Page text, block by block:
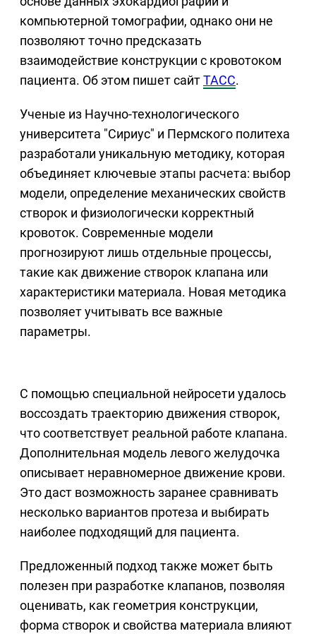
компьютерной томографии, однако они не
позволяют точно предсказать
взаимодействие конструкции с кровотоком
пациента. Об этом пишет сайтТАСС.
Ученые из Научно-технологического
университета "Сириус" и Пермского политеха
разработали уникальную методику, которая
объединяет ключевые этапы расчета: выбор
модели, определение механических свойств
створок и физиологически корректный
кровоток. Современные модели
прогнозируют лишь отдельные процессы,
такие как движение створок клапана или
характеристики материала. Новая методика
позволяет учитывать все важные
параметры.
С помощью специальной нейросети удалось
воссоздать траекторию движения створок,
что соответствует реальной работе клапана.
Дополнительная модель левого желудочка
описывает неравномерное движение крови.
Это даст возможность заранее сравнивать
несколько вариантов протеза и выбирать
наиболее подходящий для пациента.
Предложенный подход также может быть
полезен при разработке клапанов, позволяя
оценивать, как геометрия конструкции,
форма створок и свойства материала влияют